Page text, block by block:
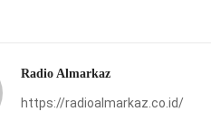
Radio Almarkaz
https://radioalmarkaz.co.id/